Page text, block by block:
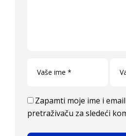
Zapamti moje ime i
pretraživaču za sledeći